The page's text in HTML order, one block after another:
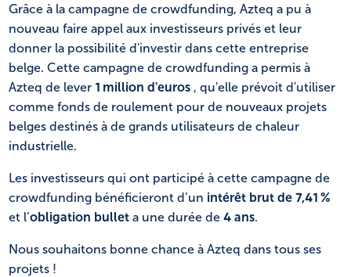
Grâce à la campagne de crowdfunding, Azteq a pu à
nouveau faire appel aux investisseurs privés et leur
donner la possibilité d'investir dans cette entreprise
belge. Cette campagne de crowdfunding a permis à
Azteq de lever 1 million d'euros , qu'elle prévoit d'utiliser
comme fonds de roulement pour de nouveaux projets
belges destinés à de grands utilisateurs de chaleur
industrielle.
Les investisseurs qui ont participé à cette campagne de
crowdfunding bénéficieront d’un intérêt brut de 7,41 %
et l’obligation bullet a une durée de 4 ans.
Nous souhaitons bonne chance à Azteq dans tous ses
projets !